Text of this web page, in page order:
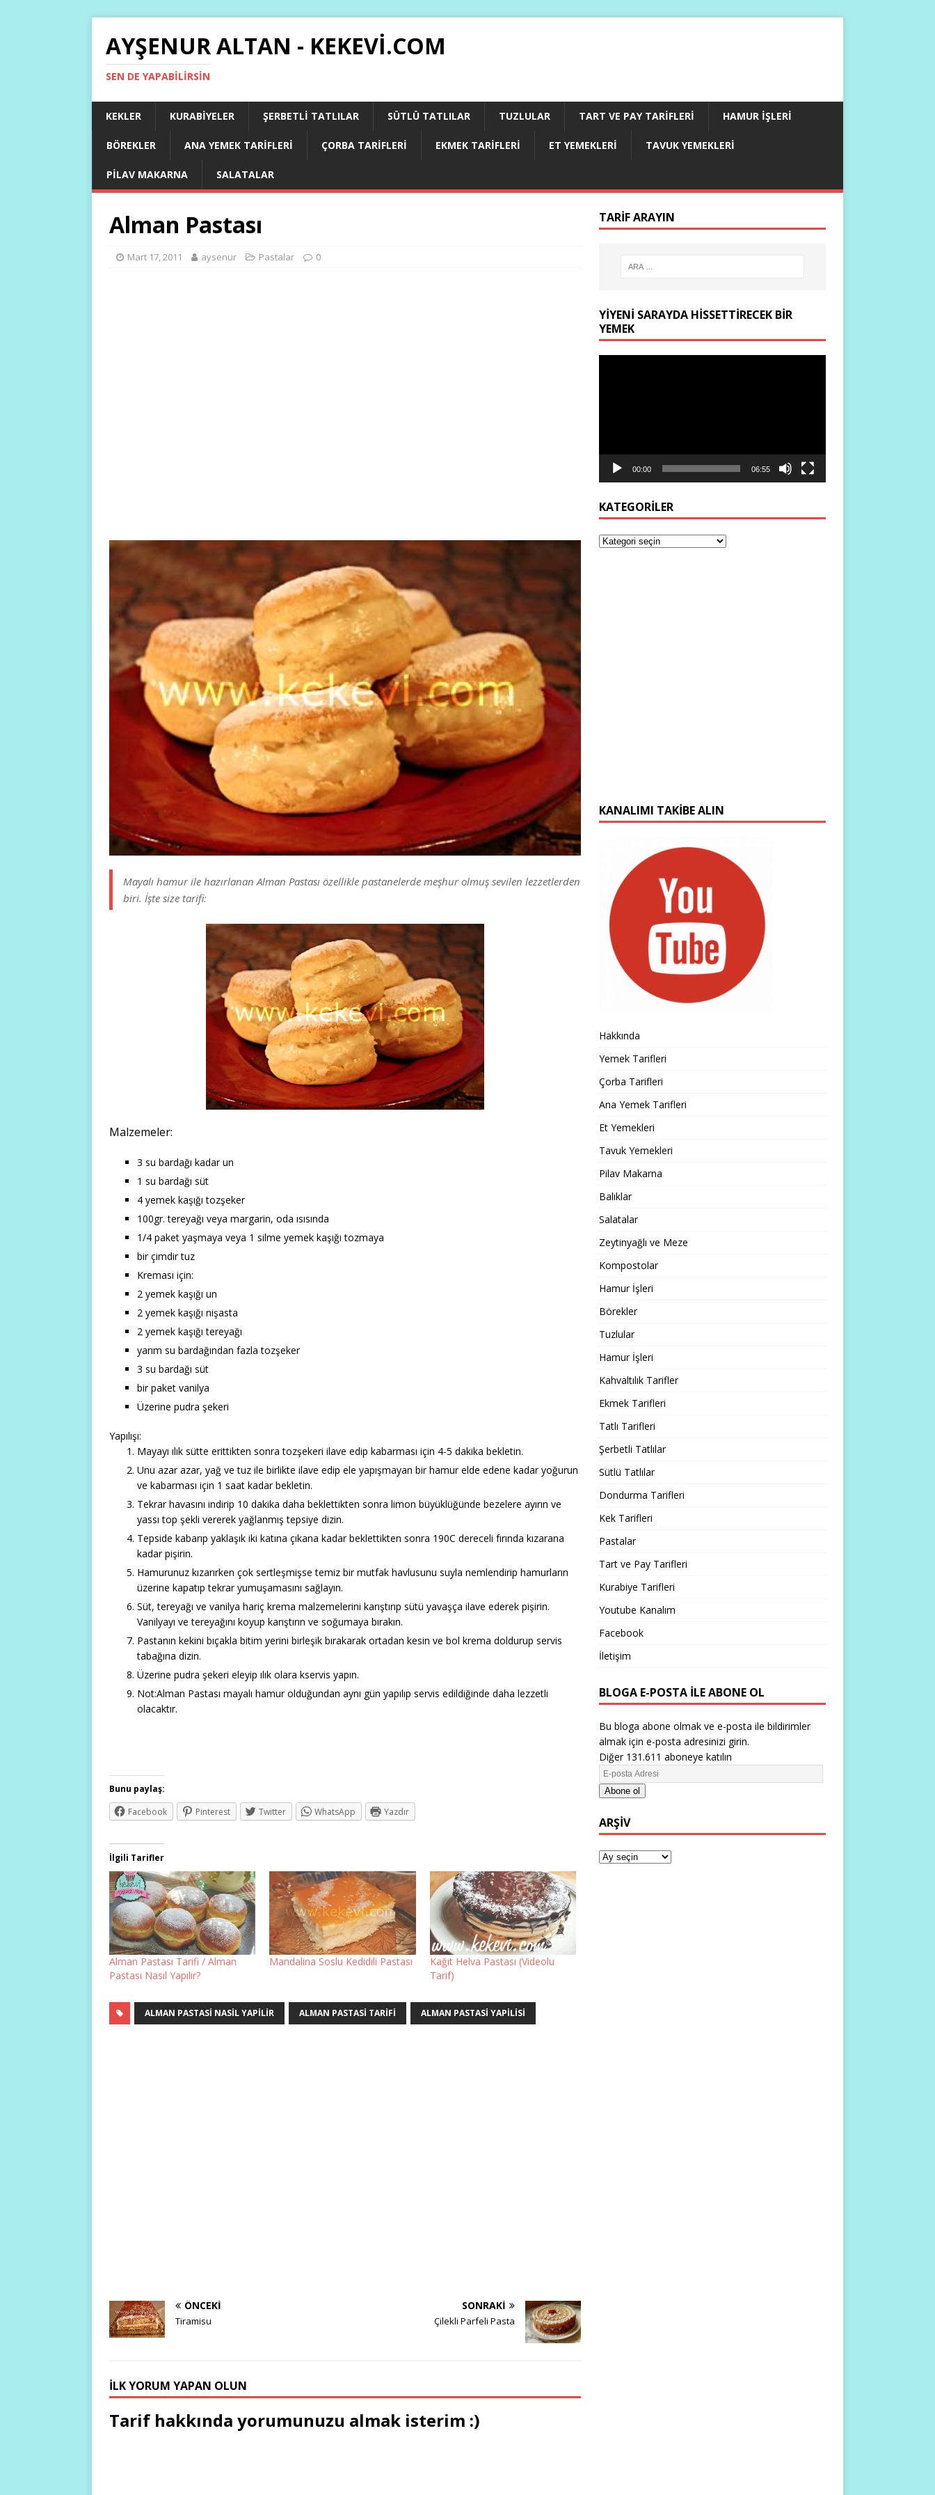
AYŞENUR ALTAN - KEKEVI.COM
SEN DE YAPABILIRSIN
KEKLER KURABIYELER ŞERBETLI TATLILAR SÜTLÜ TATLILAR TUZLULAR TART VE PAY TARIFLERI HAMUR İŞLERI
BÖREKLER ANA YEMEK TARIFLERI ÇORBA TARIFLERI EKMEK TARIFLERI ET YEMEKLERI TAVUK YEMEKLERI
PILAV MAKARNA SALATALAR
Alman Pastası
Mart 17, 2011 aysenur Pastalar 0
Mayalı hamur ile hazırlanan Alman Pastası özellikle pastanelerde meşhur olmuş sevilen lezzetlerden
biri. İşte size tarifi:
Malzemeler:
3 su bardağı kadar un
1 su bardağı süt
4 yemek kaşığı tozşeker
100gr. tereyağı veya margarin, oda ısısında
1/4 paket yaşmaya veya 1 silme yemek kaşığı tozmaya
bir çimdir tuz
Kreması için:
2 yemek kaşığı un
2 yemek kaşığı nişasta
2 yemek kaşığı tereyağı
yarım su bardağından fazla tozşeker
3 su bardağı süt
bir paket vanilya
Üzerine pudra şekeri
Yapılışı:
Mayayı ılık sütte erittikten sonra tozşekeri ilave edip kabarması için 4-5 dakika bekletin.
Unu azar azar, yağ ve tuz ile birlikte ilave edip ele yapışmayan bir hamur elde edene kadar yoğurun
ve kabarması için 1 saat kadar bekletin.
Tekrar havasını indirip 10 dakika daha beklettikten sonra limon büyüklüğünde bezelere ayırın ve
yassı top şekli vererek yağlanmış tepsiye dizin.
Tepside kabarıp yaklaşık iki katına çıkana kadar beklettikten sonra 190C dereceli fırında kızarana
kadar pişirin.
Hamurunuz kızarırken çok sertleşmişse temiz bir mutfak havlusunu suyla nemlendirip hamurların
üzerine kapatıp tekrar yumuşamasını sağlayın.
Süt, tereyağı ve vanilya hariç krema malzemelerini karıştırıp sütü yavaşça ilave ederek pişirin.
Vanilyayı ve tereyağını koyup karıştırın ve soğumaya bırakın.
Pastanın kekini bıçakla bitim yerini birleşik bırakarak ortadan kesin ve bol krema doldurup servis
tabağına dizin.
Üzerine pudra şekeri eleyip ılık olara kservis yapın.
Not:Alman Pastası mayalı hamur olduğundan aynı gün yapılıp servis edildiğinde daha lezzetli
olacaktır.
Bunu paylaş:
Facebook
Pinterest Twitter WhatsApp Yazdır
İlgili Tarifler
Alman Pastası Tarifi / Alman
Pastası Nasıl Yapılır?
Mandalina Soslu Kedidili Pastası
Kağıt Helva Pastası (Videolu
Tarif)
ALMAN PASTASI NASIL YAPILIR ALMAN PASTASI TARIFI ALMAN PASTASI YAPILISI
ÖNCEKI
Tiramisu
SONRAKI
Çilekli Parfeli Pasta
İLK YORUM YAPAN OLUN
Tarif hakkında yorumunuzu almak isterim :)
TARIF ARAYIN
YIYENI SARAYDA HISSETTIRECEK BIR
YEMEK
00:00 06:55
KATEGORILER
KANALIMI TAKIBE ALIN
Hakkında
Yemek Tarifleri
Çorba Tarifleri
Ana Yemek Tarifleri
Et Yemekleri
Tavuk Yemekleri
Pilav Makarna
Balıklar
Salatalar
Zeytinyağlı ve Meze
Kompostolar
Hamur İşleri
Börekler
Tuzlular
Hamur İşleri
Kahvaltılık Tarifler
Ekmek Tarifleri
Tatlı Tarifleri
Şerbetli Tatlılar
Sütlü Tatlılar
Dondurma Tarifleri
Kek Tarifleri
Pastalar
Tart ve Pay Tarifleri
Kurabiye Tarifleri
Youtube Kanalım
Facebook
İletişim
BLOGA E-POSTA ILE ABONE OL
Bu bloga abone olmak ve e-posta ile bildirimler
almak için e-posta adresinizi girin.
Diğer 131.611 aboneye katılın
Abone ol
ARŞIV